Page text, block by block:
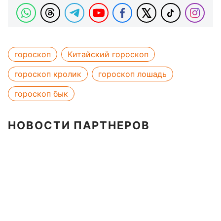
гороскоп
Китайский гороскоп
гороскоп кролик
гороскоп лошадь
гороскоп бык
НОВОСТИ ПАРТНЕРОВ